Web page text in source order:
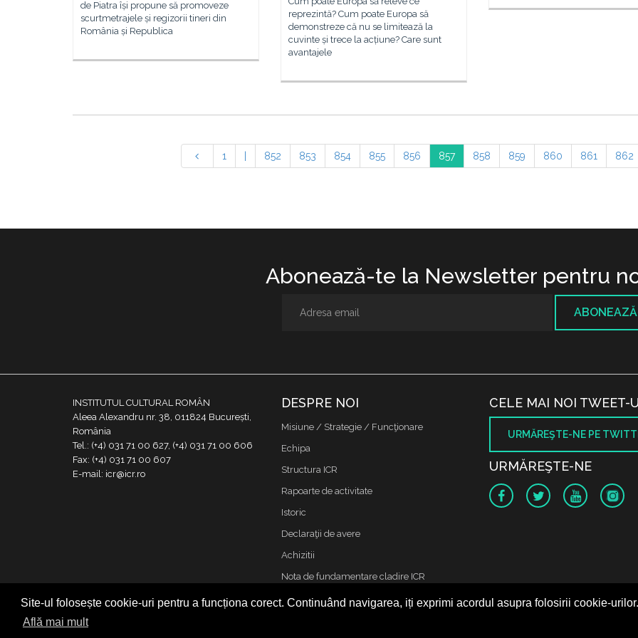
Site-ul folosește cookie-uri pentru a funcționa corect. Continuând navigarea, iți exprimi acordul asupra folosirii cookie-urilor.
Află mai mult
de Piatra își propune să promoveze
scurtmetrajele și regizorii tineri din
România și Republica
reprezintă? Cum poate Europa să
demonstreze că nu se limitează la
cuvinte și trece la acțiune? Care sunt
avantajele
1 852 853 854 855 856 857 858 859 860 861 862
Abonează-te la Newsletter pentru
INSTITUTUL CULTURAL ROMÂN
Aleea Alexandru nr. 38, 011824 București,
România
Tel.: (+4) 031 71 00 627, (+4) 031 71 00 606
Fax: (+4) 031 71 00 607
E-mail: icr@icr.ro
DESPRE NOI
Misiune / Strategie / Funcţionare
Echipa
Structura ICR
Rapoarte de activitate
Istoric
Declaraţii de avere
Achizitii
Nota de fundamentare cladire ICR
Contact
CELE MAI NOI TWEET-
URMĂREŞTE-NE PE
URMĂREŞTE-NE